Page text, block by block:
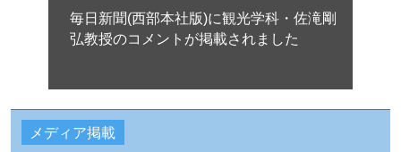
毎日新聞(西部本社版)に観光学科・佐滝剛
弘教授のコメントが掲載されました
メディア掲載